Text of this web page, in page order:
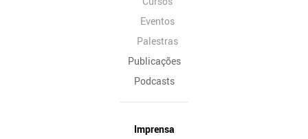
Eventos
Palestras
Publicações
Podcasts
Imprensa